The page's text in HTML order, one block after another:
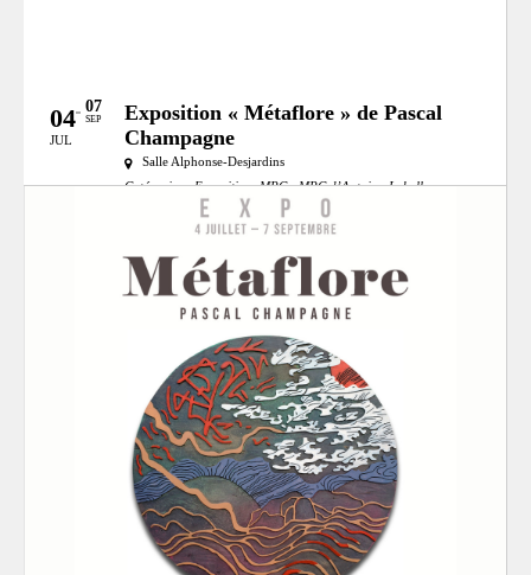
04
JUL
07
SEP
Exposition « Métaflore » de Pascal
Champagne
Salle Alphonse-Desjardins
Catégories: Exposition MRC: MRC d’Antoine-Labelle